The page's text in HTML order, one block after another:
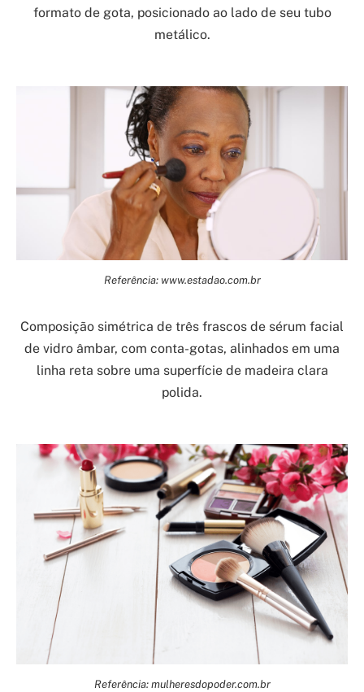
formato de gota, posicionado ao lado de seu tubo
metálico.
Referência: www.estadao.com.br
Composição simétrica de três frascos de sérum facial
de vidro âmbar, com conta-gotas, alinhados em uma
linha reta sobre uma superfície de madeira clara
polida.
Referência: mulheresdopoder.com.br